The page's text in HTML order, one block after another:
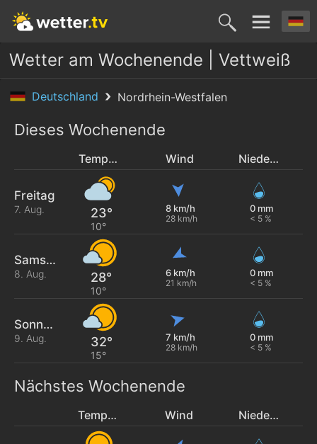
Wetter am Wochenende | Vettweiß
Deutschland Nordrhein-Westfalen
Dieses Wochenende
Temperatur Wind Niederschlag
Freitag
7. Aug. 23°
10°
8 km/h
28 km/h
0 mm
< 5 %
Samstag
8. Aug. 28°
10°
6 km/h
21 km/h
0 mm
< 5 %
Sonntag
9. Aug. 32°
15°
7 km/h
28 km/h
0 mm
< 5 %
Nächstes Wochenende
Temperatur Wind Niederschlag